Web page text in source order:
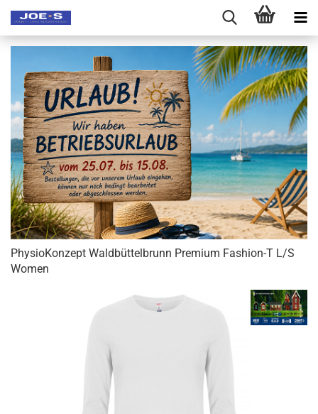
PhysioKonzept Waldbüttelbrunn Premium Fashion-T L/S
Women